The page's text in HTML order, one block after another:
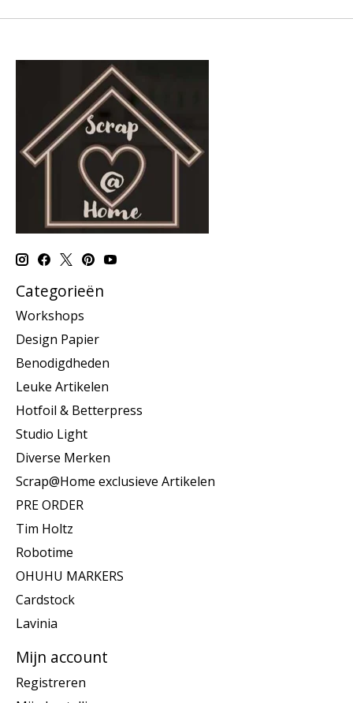
Categorieën
Workshops
Design Papier
Benodigdheden
Leuke Artikelen
Hotfoil & Betterpress
Studio Light
Diverse Merken
Scrap@Home exclusieve Artikelen
PRE ORDER
Tim Holtz
Robotime
OHUHU MARKERS
Cardstock
Lavinia
Mijn account
Registreren